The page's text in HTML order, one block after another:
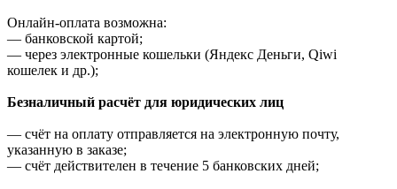
Онлайн-оплата возможна:
— банковской картой;
— через электронные кошельки (Яндекс Деньги, Qiwi
кошелек и др.);
Безналичный расчёт для юридических лиц
— счёт на оплату отправляется на электронную почту,
указанную в заказе;
— счёт действителен в течение 5 банковских дней;